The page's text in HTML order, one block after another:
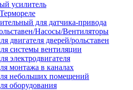
усилитель
Термореле
для датчика-привода
Насосы/Вентиляторы
двигателя дверей/рольставен
системы вентиляции
электродвигателя
монтажа в каналах
небольших помещений
оборудования